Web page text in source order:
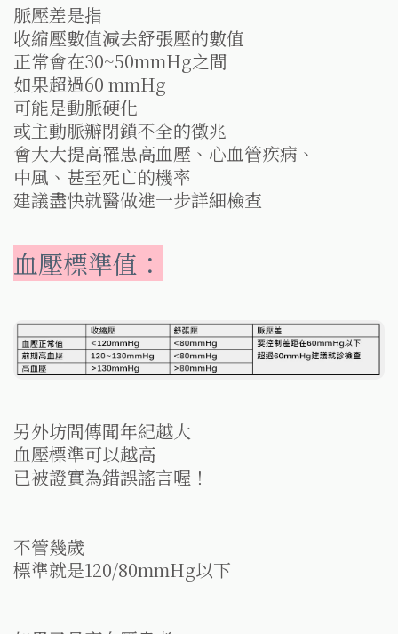
脈壓差是指
收縮壓數值減去舒張壓的數值
正常會在30~50mmHg之間
如果超過60 mmHg
可能是動脈硬化
或主動脈瓣閉鎖不全的徵兆
會大大提高罹患高血壓、心血管疾病、
中風、甚至死亡的機率
建議盡快就醫做進一步詳細檢查
血壓標準值：
另外坊間傳聞年紀越大
血壓標準可以越高
已被證實為錯誤謠言喔！
不管幾歲
標準就是120/80mmHg以下